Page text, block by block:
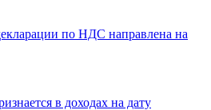
по НДС направлена на
в доходах на дату